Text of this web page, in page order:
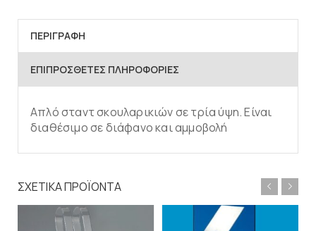
ΠΕΡΙΓΡΑΦΉ
ΕΠΙΠΡΌΣΘΕΤΕΣ ΠΛΗΡΟΦΟΡΊΕΣ
Απλό σταντ σκουλαρικιών σε τρία ύψη. Είναι
διαθέσιμο σε διάφανο και αμμοβολή
ΣΧΕΤΙΚΆ ΠΡΟΪΌΝΤΑ